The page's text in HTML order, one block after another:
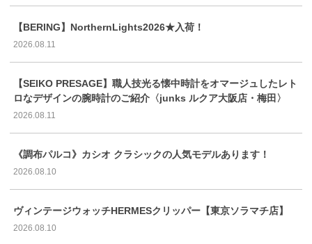
【BERING】NorthernLights2026★入荷！
2026.08.11
【SEIKO PRESAGE】職人技光る懐中時計をオマージュしたレト
ロなデザインの腕時計のご紹介〈junks ルクア大阪店・梅田〉
2026.08.11
《調布パルコ》カシオ クラシックの人気モデルあります！
2026.08.10
ヴィンテージウォッチHERMESクリッパー【東京ソラマチ店】
2026.08.10